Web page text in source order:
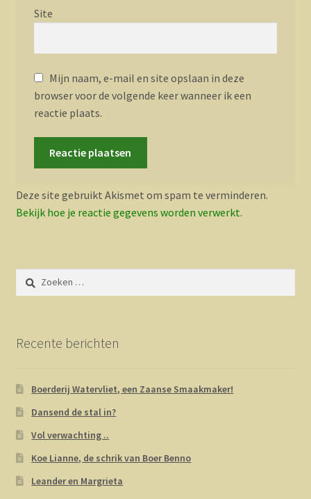
Site
Mijn naam, e-mail en site opslaan in deze
browser voor de volgende keer wanneer ik een
reactie plaats.
Deze site gebruikt Akismet om spam te verminderen.
Bekijk hoe je reactie gegevens worden verwerkt.
Zoeken
naar:
Recente berichten
Boerderij Watervliet, een Zaanse Smaakmaker!
Dansend de stal in?
Vol verwachting ..
Koe Lianne, de schrik van Boer Benno
Leander en Margrieta